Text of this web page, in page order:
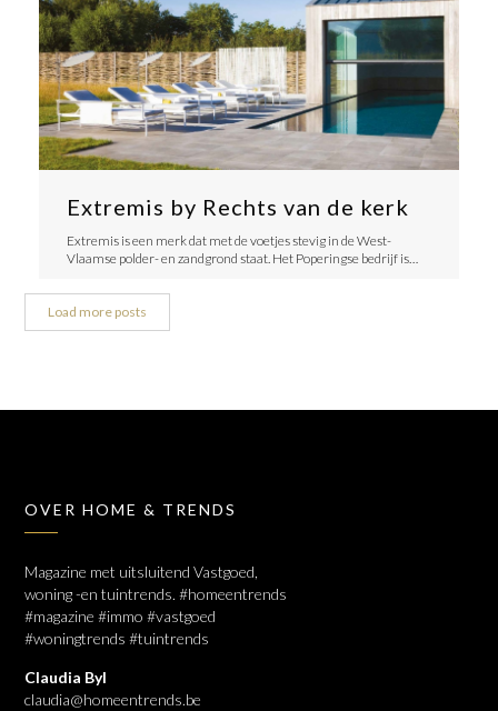
Extremis by Rechts van de kerk
Extremis is een merk dat met de voetjes stevig in de West-
Vlaamse polder- en zandgrond staat. Het Poperingse bedrijf is…
Load more posts
OVER HOME & TRENDS
Magazine met uitsluitend Vastgoed,
woning -en tuintrends. #homeentrends
#magazine #immo #vastgoed
#woningtrends #tuintrends
Claudia Byl
claudia@homeentrends.be